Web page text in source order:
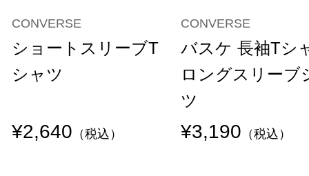
CONVERSE
ショートスリーブT
シャツ
¥2,640 （税込）
CONVERSE
バスケ 長袖Tシ
ロングスリーブ
ツ
¥3,190 （税込）